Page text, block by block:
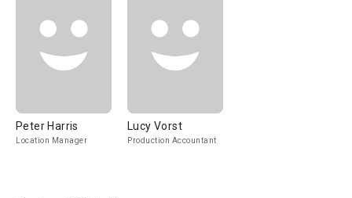
Peter Harris
Location Manager
Lucy Vorst
Production Accountant